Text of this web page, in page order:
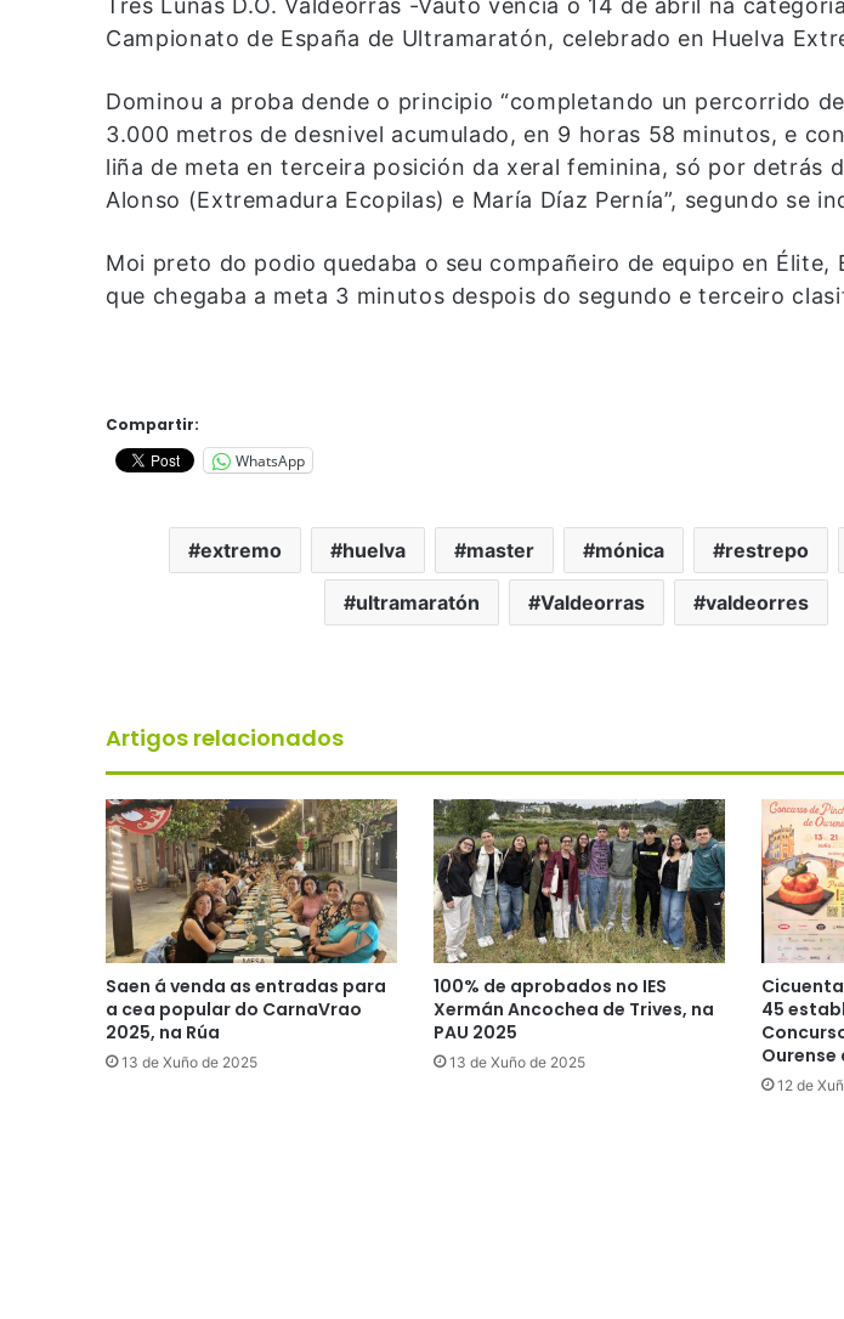
Tres Lunas D.O. Valdeorras -Vauto vencía o 14 de abril na
Campionato de España de Ultramaratón, celebrado en Huelva
Dominou a proba dende o principio “completando un percorrido
3.000 metros de desnivel acumulado, en 9 horas 58 minutos, e
liña de meta en terceira posición da xeral feminina, só por detrás
Alonso (Extremadura Ecopilas) e María Díaz Pernía”, segundo se
Moi preto do podio quedaba o seu compañeiro de equipo en Élite,
que chegaba a meta 3 minutos despois do segundo e terceiro
Compartir:
WhatsApp
extremo huelva master mónica restrepo
ultramaratón Valdeorras valdeorres
Artigos relacionados
Saen á venda as entradas para
a cea popular do CarnaVrao
2025, na Rúa
13 de Xuño de 2025
100% de aprobados no IES
Xermán Ancochea de Trives, na
PAU 2025
13 de Xuño de 2025
45
Ourense
12 de